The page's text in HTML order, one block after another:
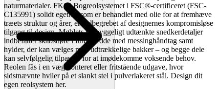
naturmaterialer. FK63 Bogreolsystemet i FSC®-certificeret (FSC-
C135991) solidt egetræ, som er behandlet med olie for at fremhæve
træets struktur og årer, er indbegrebet af designernes kompromisløse
tilgang til design. Møblets omhyggeligt udtænkte snedkerdetaljer
indbefatter skabsdøre i fuld bredde med messinghåndtag samt
hylder, der kan vælges med udtrækkelige bakker – og begge dele
kan selvfølgelig tilpasses for at imødekomme voksende behov.
Reolen fås i en vægmonteret eller fritstående udgave, hvor
sidstnævnte hviler på et slankt stel i pulverlakeret stål. Design dit
egen reolsystem her.